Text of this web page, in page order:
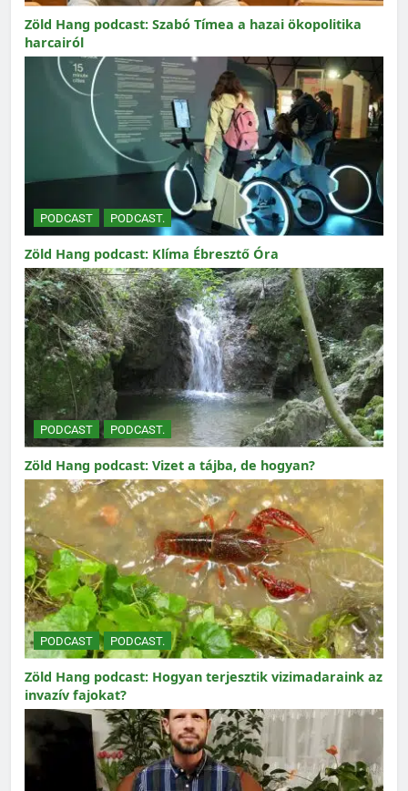
Zöld Hang podcast: Szabó Tímea a hazai ökopolitika
harcairól
PODCAST PODCAST.
Zöld Hang podcast: Klíma Ébresztő Óra
PODCAST PODCAST.
Zöld Hang podcast: Vizet a tájba, de hogyan?
PODCAST PODCAST.
Zöld Hang podcast: Hogyan terjesztik vizimadaraink az
invazív fajokat?